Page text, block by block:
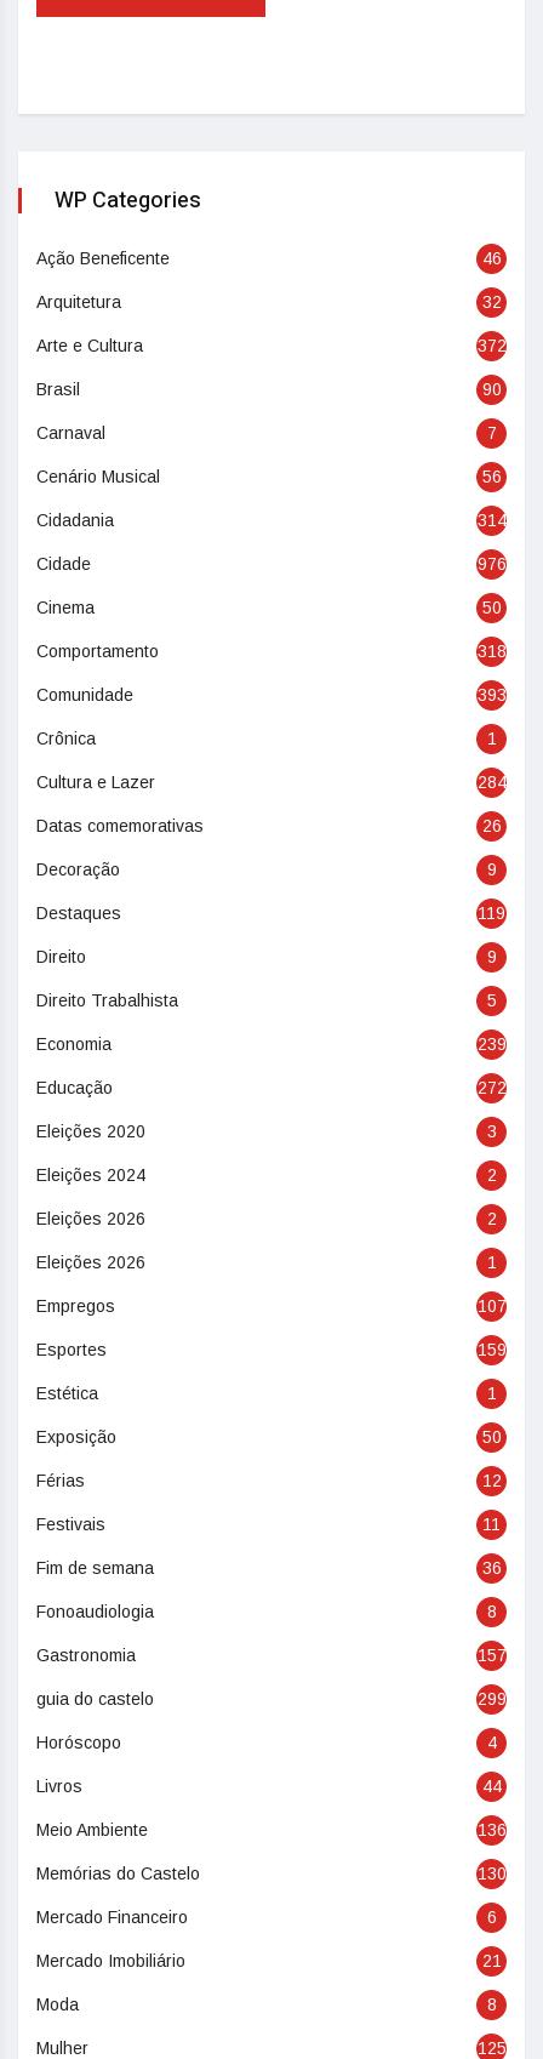
WP Categories
Ação Beneficente 46
Arquitetura 32
Arte e Cultura 372
Brasil 90
Carnaval 7
Cenário Musical 56
Cidadania 314
Cidade 976
Cinema 50
Comportamento 318
Comunidade 393
Crônica 1
Cultura e Lazer 284
Datas comemorativas 26
Decoração 9
Destaques 119
Direito 9
Direito Trabalhista 5
Economia 239
Educação 272
Eleições 2020 3
Eleições 2024 2
Eleições 2026 2
Eleições 2026 1
Empregos 107
Esportes 159
Estética 1
Exposição 50
Férias 12
Festivais 11
Fim de semana 36
Fonoaudiologia 8
Gastronomia 157
guia do castelo 299
Horóscopo 4
Livros 44
Meio Ambiente 136
Memórias do Castelo 130
Mercado Financeiro 6
Mercado Imobiliário 21
Moda 8
Mulher 125